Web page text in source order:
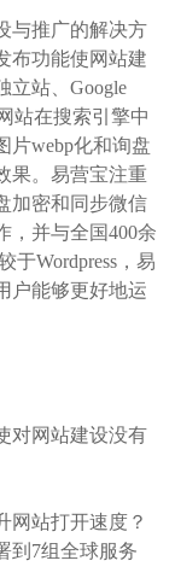
与推广的解决方
布功能使网站建
立站、Google
站在搜索引擎中
片webp化和询盘
果。易营宝注重
加密和同步微信
，并与全国400余
于Wordpress，易
户能够更好地运
对网站建设没有
网站打开速度？
到7组全球服务